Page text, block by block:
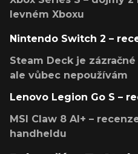
levném Xboxu
Nintendo Switch 2 –
Steam Deck je
ale vůbec nepoužívám
Lenovo Legion Go S –
MSI Claw 8 AI+ –
handheldu